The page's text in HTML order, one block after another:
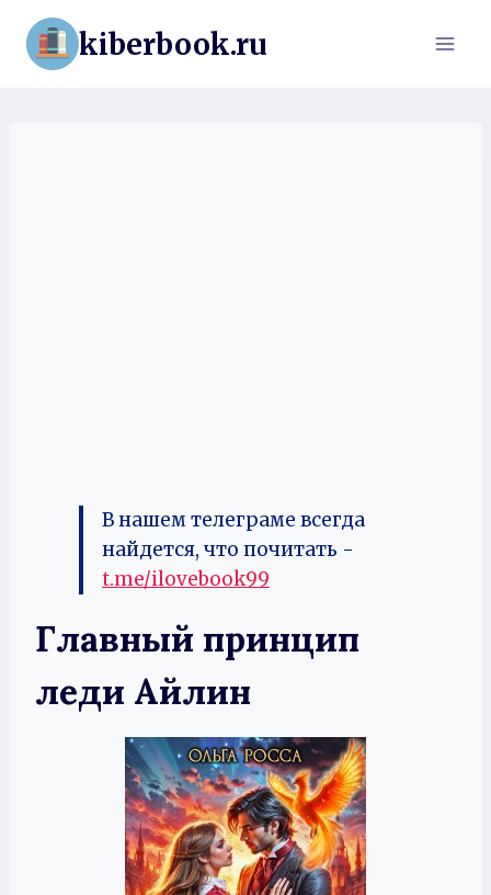
Перейти
содержимому
kiberbook.ru
В нашем телеграме всегда
найдется, что почитать -
t.me/ilovebook99
Главный принцип
леди Айлин